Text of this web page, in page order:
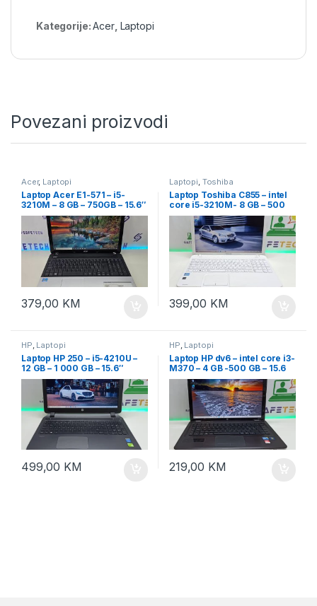
Kategorije:Acer, Laptopi
Povezani proizvodi
Acer, Laptopi
Laptop Acer E1-571 – i5-
3210M – 8 GB – 750GB – 15.6″
led
379,00 KM
Laptopi, Toshiba
Laptop Toshiba C855 – intel
core i5-3210M- 8 GB – 500
GB – 15.6″ led
399,00 KM
HP, Laptopi
Laptop HP 250 – i5-4210U –
12 GB – 1 000 GB – 15.6″
FullHD – dvije grafičke
499,00 KM
HP, Laptopi
Laptop HP dv6 – intel core i3-
M370 – 4 GB -500 GB – 15.6
LED
219,00 KM